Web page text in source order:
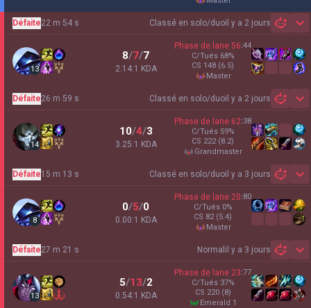
Classé en solo/duoil y a 2 jours
Défaite22 m 54 s
13
8/7/7
2.14:1 KDA
Phase de lane 56:44
C/Tués 68%
CS 148 (6.5)
master
Classé en solo/duoil y a 2 jours
Défaite26 m 59 s
14
10/4/3
3.25:1 KDA
Phase de lane 62:38
C/Tués 59%
CS 222 (8.2)
grandmaster
Classé en solo/duoil y a 3 jours
Défaite15 m 13 s
8
0/5/0
0.00:1 KDA
Phase de lane 20:80
C/Tués 0%
CS 82 (5.4)
master
Normal il y a 3 jours
Défaite27 m 21 s
13
5/13/2
0.54:1 KDA
Phase de lane 23:77
C/Tués 37%
CS 220 (8)
emerald 1